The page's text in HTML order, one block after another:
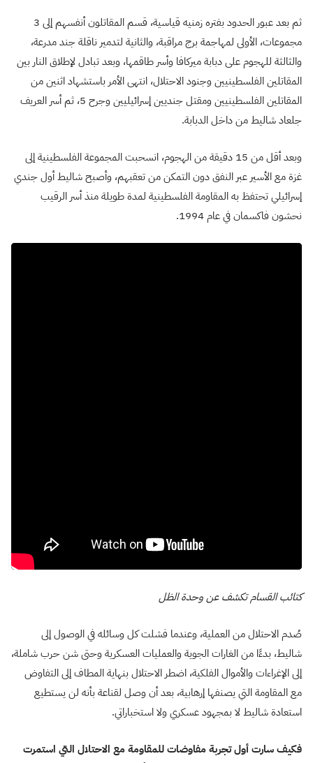
ثم بعد عبور الحدود بفتره زمنيه قياسية، قسم المقاتلون أنفسهم إلى 3
مجموعات، الأولى لمهاجمة برج مراقبة، والثانية لتدمير ناقلة جند مدرعة،
والثالثة للهجوم على دبابة ميركافا وأسر طاقمها، وبعد تبادل لإطلاق النار بين
المقاتلين الفلسطينيين وجنود الاحتلال، انتهى الأمر باستشهاد اثنين من
المقاتلين الفلسطينيين ومقتل جنديين إسرائيليين وجرح 5، ثم أسر العريف
جلعاد شاليط من داخل الدبابة.
وبعد أقل من 15 دقيقة من الهجوم، انسحبت المجموعة الفلسطينية إلى
غزة مع الأسير عبر النفق دون التمكن من تعقبهم، وأصبح شاليط أول جندي
إسرائيلي تحتفظ به المقاومة الفلسطينية لمدة طويلة منذ أسر الرقيب
نحشون فاكسمان في عام 1994.
كتائب القسام تكشف عن وحدة الظل
صُدم الاحتلال من العملية، وعندما فشلت كل وسائله في الوصول إلى
شاليط، بدءًا من الغارات الجوية والعمليات العسكرية وحتى شن حرب شاملة،
إلى الإغراءات والأموال الفلكية، اضطر الاحتلال بنهاية المطاف إلى التفاوض
مع المقاومة التي يصنفها إرهابية، بعد أن وصل لقناعة بأنه لن يستطيع
استعادة شاليط لا بمجهود عسكري ولا استخباراتي.
فكيف سارت أول تجربة مفاوضات للمقاومة مع الاحتلال التي استمرت